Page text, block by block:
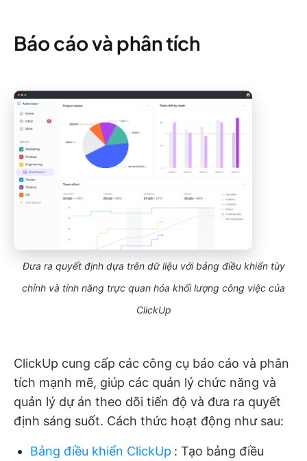
Báo cáo và phân tích
Đưa ra quyết định dựa trên dữ liệu với bảng điều khiển tùy
chỉnh và tính năng trực quan hóa khối lượng công việc của
ClickUp
ClickUp cung cấp các công cụ báo cáo và phân
tích mạnh mẽ, giúp các quản lý chức năng và
quản lý dự án theo dõi tiến độ và đưa ra quyết
định sáng suốt. Cách thức hoạt động như sau:
Bảng điều khiển ClickUp : Tạo bảng điều